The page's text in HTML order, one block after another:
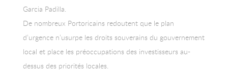
Garcia Padilla.
De nombreux Portoricains redoutent que le plan
d’urgence n’usurpe les droits souverains du gouvernement
local et place les préoccupations des investisseurs au-
dessus des priorités locales.